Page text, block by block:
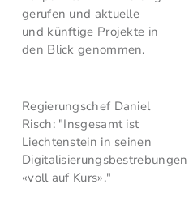
gerufen und aktuelle
und künftige Projekte in
den Blick genommen.
Regierungschef Daniel
Risch: "Insgesamt ist
Liechtenstein in seinen
Digitalisierungsbestrebungen
«voll auf Kurs»."